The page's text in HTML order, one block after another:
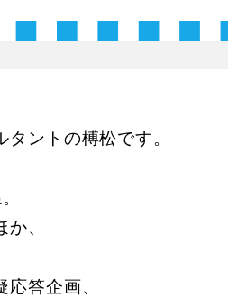
ントの榑松です。
、
答企画、